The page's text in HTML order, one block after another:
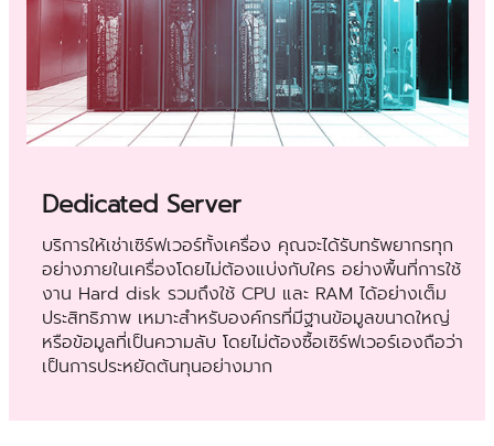
Dedicated Server
บริการให้เช่าเซิร์ฟเวอร์ทั้งเครื่อง คุณจะได้รับทรัพยากรทุก
อย่างภายในเครื่องโดยไม่ต้องแบ่งกับใคร อย่างพื้นที่การใช้
งาน Hard disk รวมถึงใช้ CPU และ RAM ได้อย่างเต็ม
ประสิทธิภาพ เหมาะสำหรับองค์กรที่มีฐานข้อมูลขนาดใหญ่
หรือข้อมูลที่เป็นความลับ โดยไม่ต้องซื้อเซิร์ฟเวอร์เองถือว่า
เป็นการประหยัดต้นทุนอย่างมาก